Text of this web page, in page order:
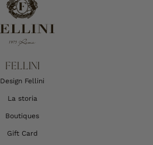
FELLINI
Design Fellini
La storia
Boutiques
Gift Card